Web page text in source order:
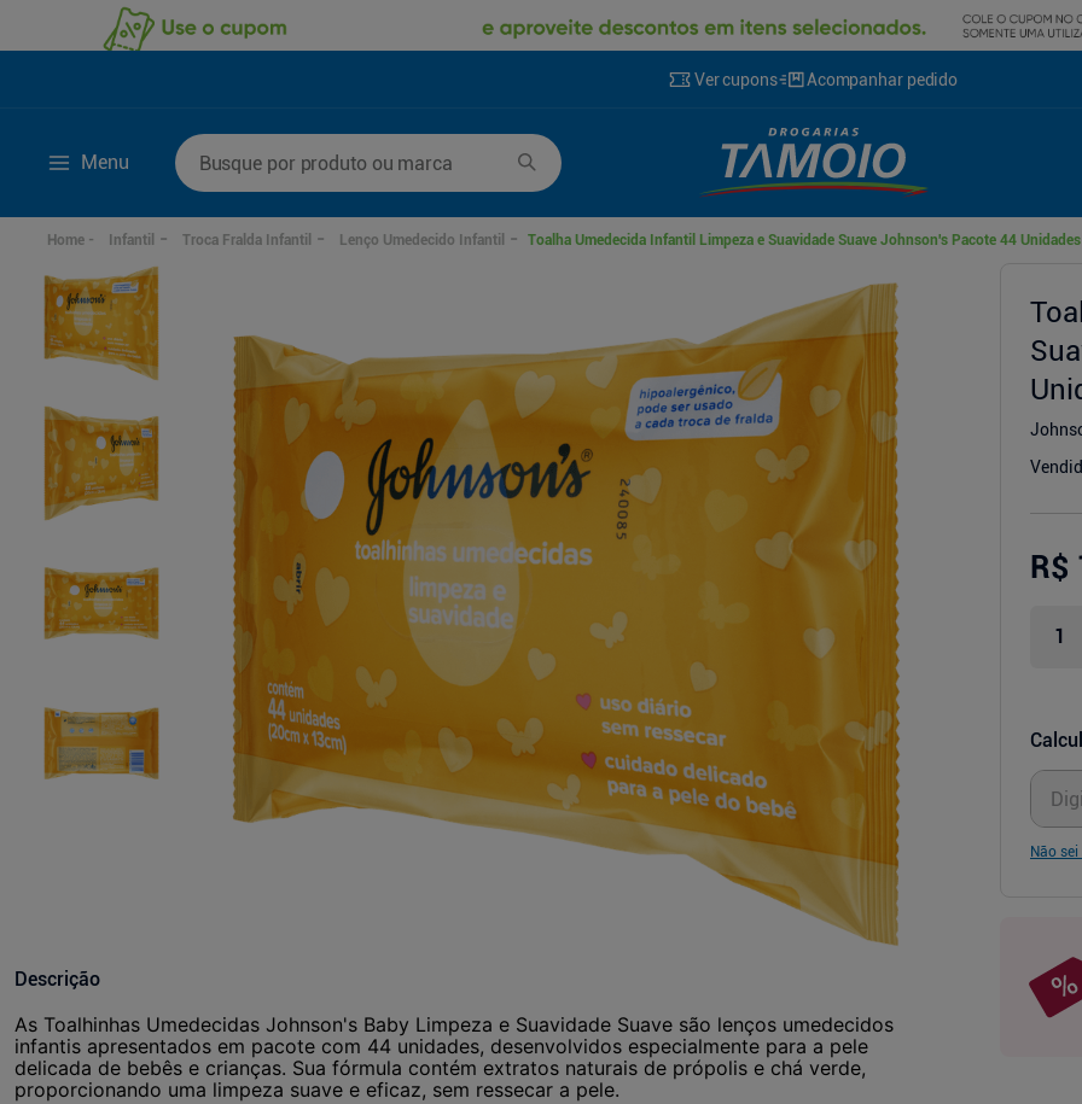
Ver cupons Acompanhar pedido
Menu
Busque por produto ou marca
Infantil Troca Fralda Infantil Lenço Umedecido Infantil Toalha Umedecida Infantil Limpeza e Suavidade Suave Johnson's Pacote 44 Unidades
Descrição
As Toalhinhas Umedecidas Johnson's Baby Limpeza e Suavidade Suave são lenços umedecidos
infantis apresentados em pacote com 44 unidades, desenvolvidos especialmente para a pele
delicada de bebês e crianças. Sua fórmula contém extratos naturais de própolis e chá verde,
proporcionando uma limpeza suave e eficaz, sem ressecar a pele.
R$
Não sei
Termos mais buscados
sabonete líquido
fralda xg
fralda g
8º
mounjaro
9º
shampoo
10º sabonete